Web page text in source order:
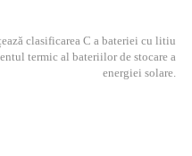
clasificarea C a bateriei cu litiu
termic al bateriilor de stocare a
energiei solare.